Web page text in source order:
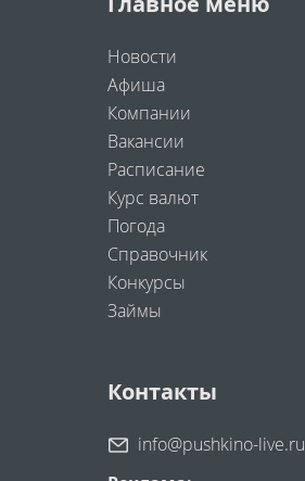
Новости
Афиша
Компании
Вакансии
Расписание
Курс валют
Погода
Справочник
Конкурсы
Займы
Контакты
info@pushkino-live.ru